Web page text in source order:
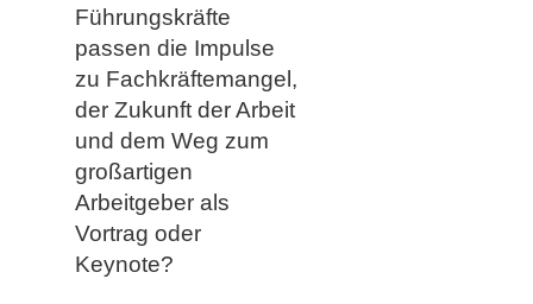
Führungskräfte
passen die Impulse
zu Fachkräftemangel,
der Zukunft der Arbeit
und dem Weg zum
großartigen
Arbeitgeber als
Vortrag oder
Keynote?